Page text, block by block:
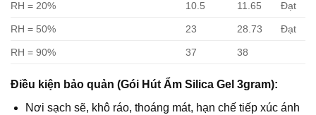
RH = 20% 10.5 11.65 Đạt
RH = 50% 23 28.73 Đạt
RH = 90% 37 38
Điều kiện bảo quản (Gói Hút Ẩm Silica Gel 3gram):
Nơi sạch sẽ, khô ráo, thoáng mát, hạn chế tiếp xúc ánh